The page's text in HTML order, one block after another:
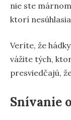
nie ste
ktorí
Veríte, že
vážite tých,
presviedčajú,
Snívanie